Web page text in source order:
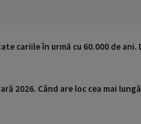
cariile în urmă cu 60.000 de
2026. Când are loc cea mai